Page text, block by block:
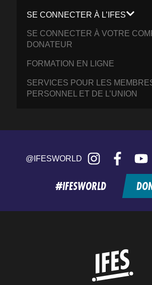
SE CONNECTER À L’IFES
SE CONNECTER À VOTRE
DONATEUR
FORMATION EN LIGNE
SERVICES POUR LES
PERSONNEL ET DE L’UNION
@IFESWORLD Instagram Facebook
#IFESWORLD